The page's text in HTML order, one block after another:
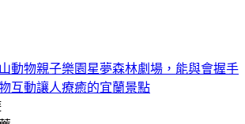
動物親子樂園星夢森林劇場，能與會握手
互動讓人療癒的宜蘭景點